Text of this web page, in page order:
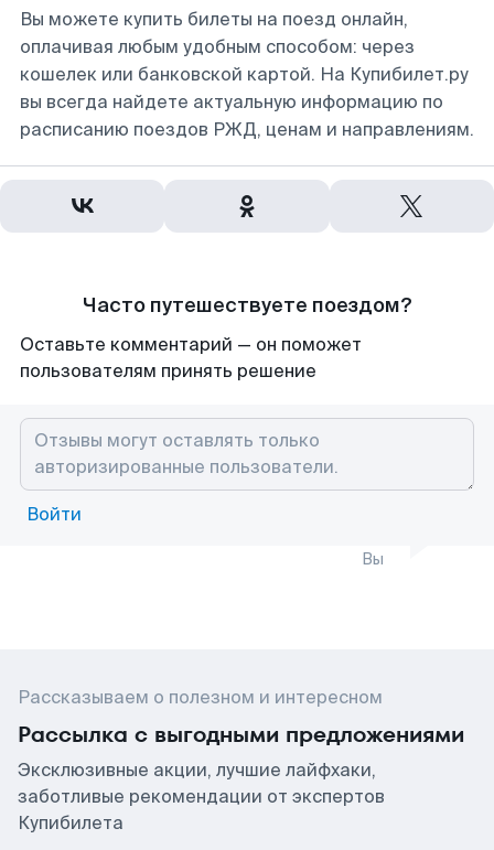
Вы можете купить билеты на поезд онлайн,
оплачивая любым удобным способом: через
кошелек или банковской картой. На Купибилет.ру
вы всегда найдете актуальную информацию по
расписанию поездов РЖД, ценам и направлениям.
Часто путешествуете поездом?
Оставьте комментарий — он поможет
пользователям принять решение
Войти
Вы
Рассказываем о полезном и интересном
Рассылка с выгодными предложениями
Эксклюзивные акции, лучшие лайфхаки,
заботливые рекомендации от экспертов
Купибилета